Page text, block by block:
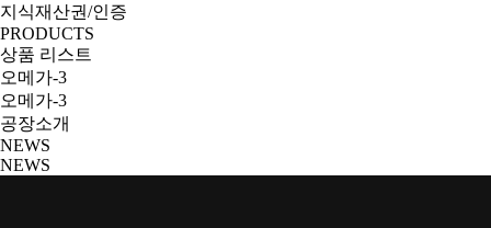
지식재산권/인증
PRODUCTS
상품 리스트
오메가-3
오메가-3
공장소개
NEWS
NEWS